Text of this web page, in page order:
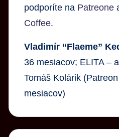
podporíte na Patreone
Coffee.
Vladimír “Flaeme”
36 mesiacov; ELITA –
Tomáš Kolárik
mesiacov)